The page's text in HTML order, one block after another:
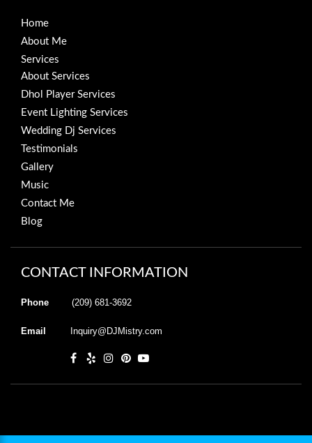
Home
About Me
Services
About Services
Dhol Player Services
Event Lighting Services
Wedding Dj Services
Testimonials
Gallery
Music
Contact Me
Blog
CONTACT INFORMATION
Phone (209) 681-3692
Email Inquiry@DJMistry.com